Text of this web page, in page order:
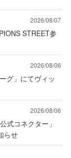
2026/08/07
STREET参
2026/08/06
グ」にてヴィッ
2026/08/06
式コネクター」
らせ